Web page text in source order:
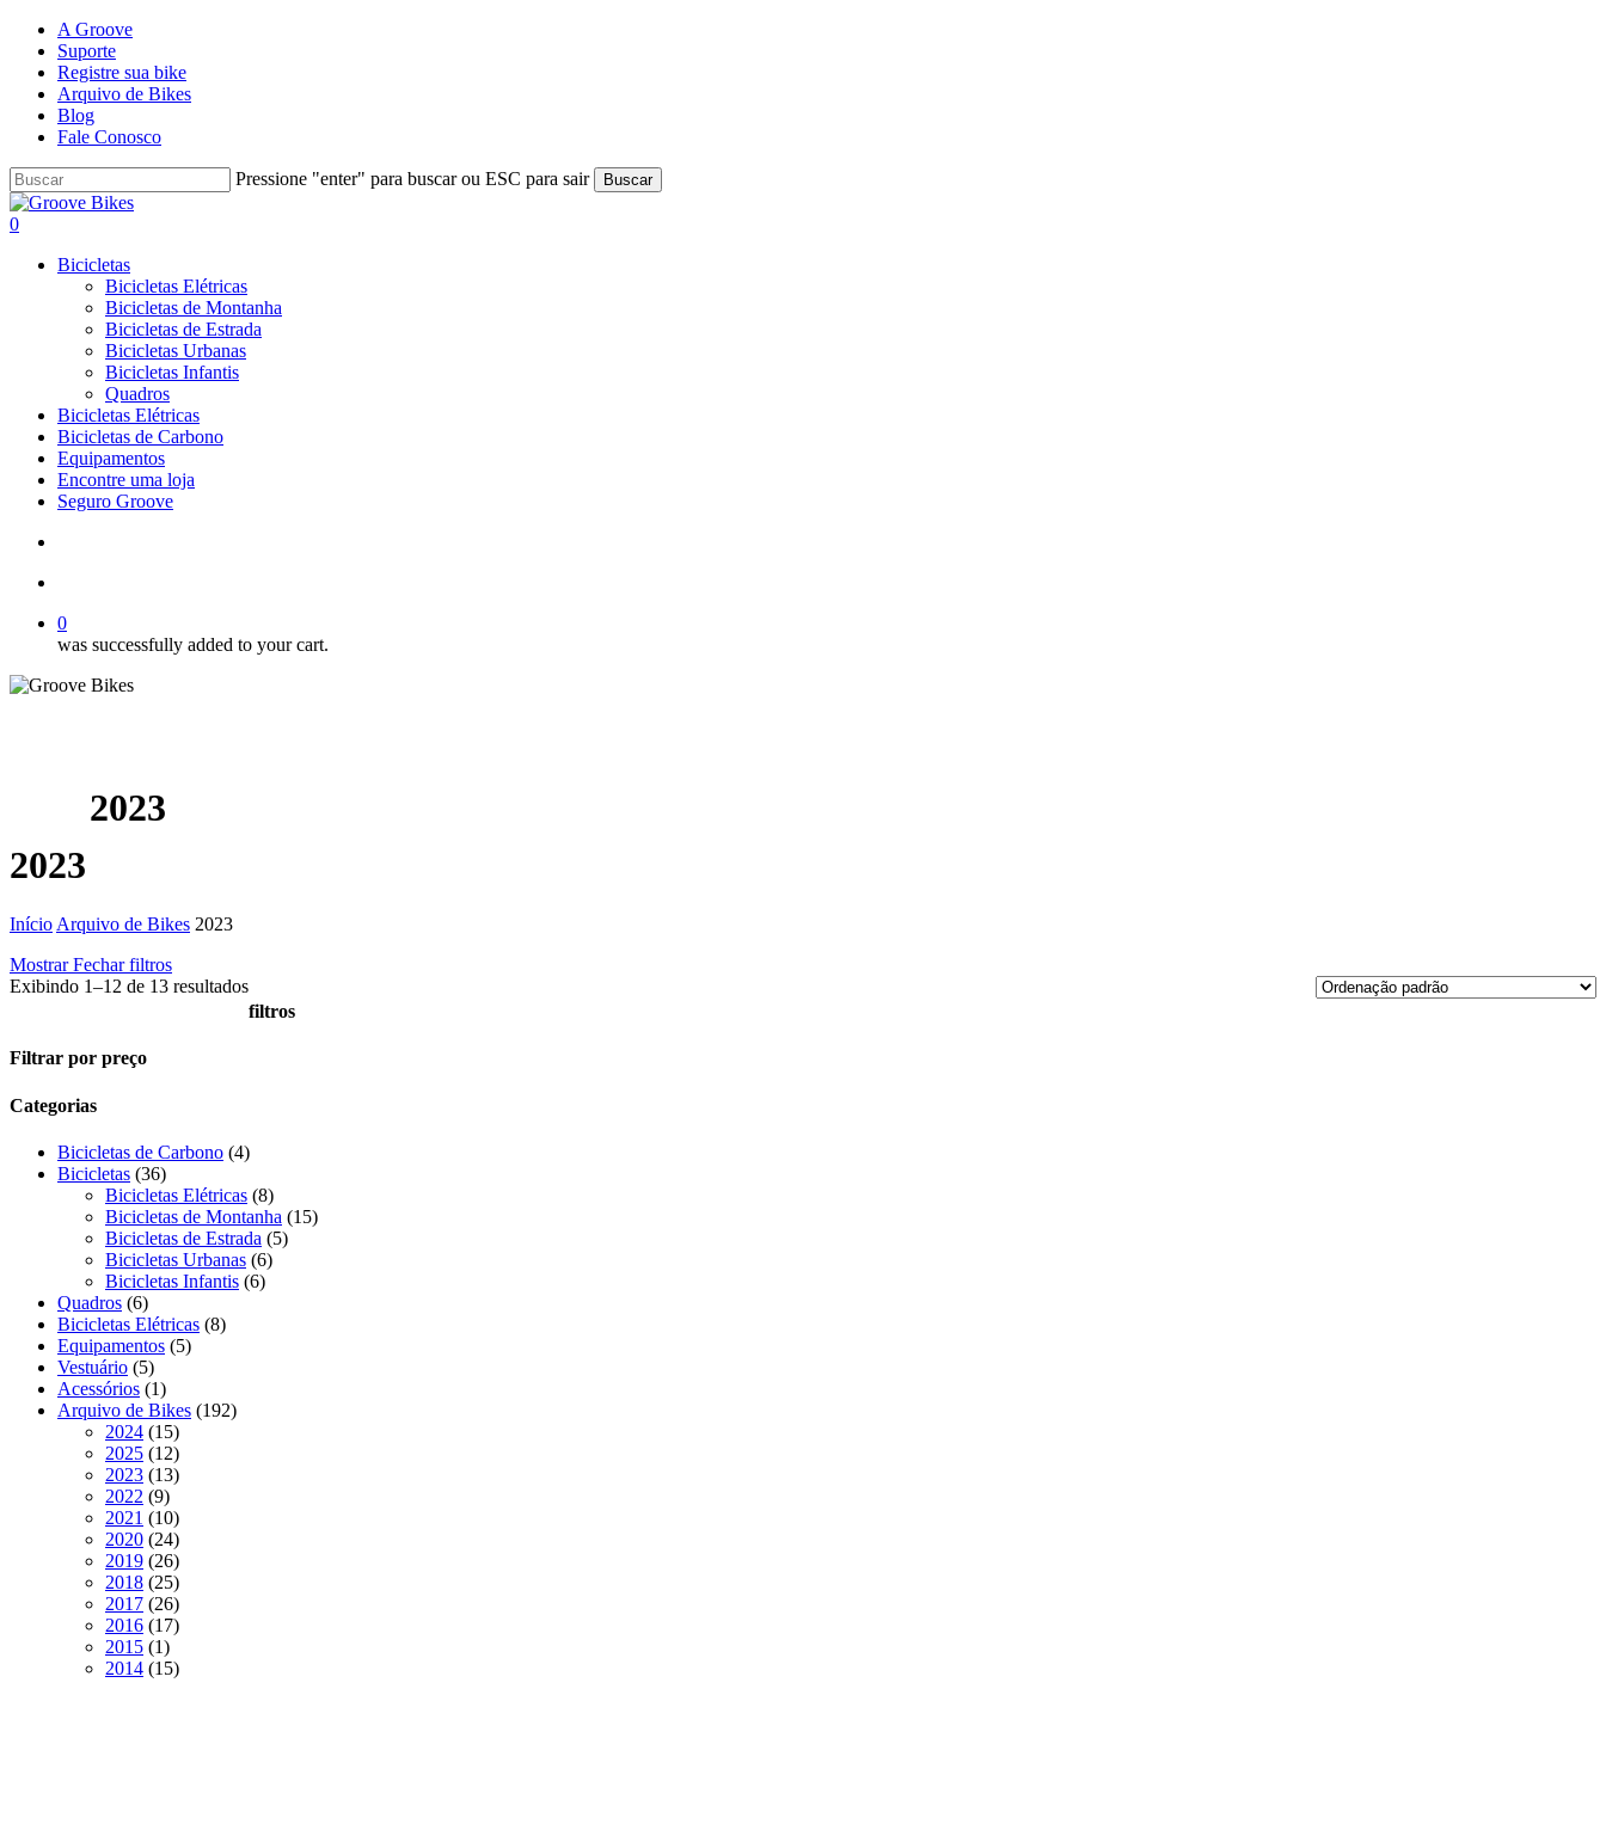
Skip
main
content
A Groove
Suporte
Registre sua bike
Arquivo de Bikes
Blog
Fale Conosco
Pressione "enter" para buscar ou ESC para sair Buscar
Close
Search
Buscar..
account
0
Bicicletas
Bicicletas Elétricas
Bicicletas de Montanha
Bicicletas de Estrada
Bicicletas Urbanas
Bicicletas Infantis
Quadros
Bicicletas Elétricas
Bicicletas de Carbono
Equipamentos
Encontre uma loja
Seguro Groove
0
was successfully added to your cart.
2023
2023
Início Arquivo de Bikes 2023
Mostrar Fechar filtros
Exibindo 1–12 de 13 resultados
filtros
Close
Filtrar por preço
Categorias
Bicicletas de Carbono 44
Bicicletas 3636
produtos
Bicicletas Elétricas 88
produtos
Bicicletas de Montanha 1515
Bicicletas de Estrada 55
Bicicletas Urbanas 66
Bicicletas Infantis 66
Quadros 66
produtos
Bicicletas Elétricas 88
Equipamentos 55
Vestuário 55
produtos
Acessórios 11
produto
Arquivo de Bikes 192192
2024 1515
produtos
2025 1212
produtos
2023 1313
2022 99
produtos
2021 1010
produtos
2020 2424
produtos
2019 2626
produtos
2018 2525
produtos
2017 2626
produtos
2016 1717
2015 11
produto
2014 1515